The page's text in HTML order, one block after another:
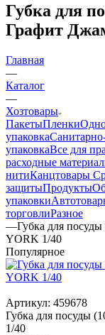
Губка для
Графит
Главная
—
Каталог
—
Хозтовары
ПакетыПленки
упаковка
упаковкаВсе для
расходные
нитиКанцтовары
защитыПродукты
упаковки
торговлиРазное
—Губка для
YORK 1/40
Популярное
Артикул: 459678
Губка для посуды
1/40